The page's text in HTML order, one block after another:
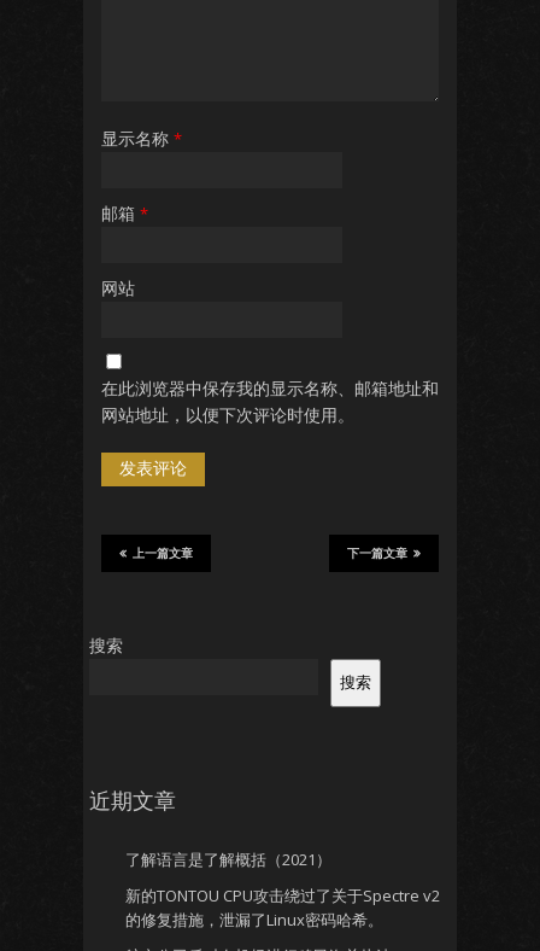
显示名称 *
邮箱 *
网站
在此浏览器中保存我的显示名称、邮箱地址和
网站地址，以便下次评论时使用。
下一篇文章
上一篇文章
搜索
搜索
近期文章
了解语言是了解概括（2021）
新的TONTOU CPU攻击绕过了关于Spectre v2
的修复措施，泄漏了Linux密码哈希。